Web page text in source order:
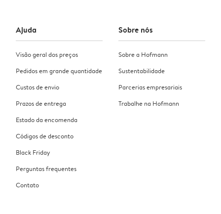
Ajuda
Visão geral dos preços
Pedidos em grande quantidade
Custos de envio
Prazos de entrega
Estado da encomenda
Códigos de desconto
Black Friday
Perguntas frequentes
Contato
Sobre nós
Sobre a Hofmann
Sustentabilidade
Parcerias empresariais
Trabalhe na Hofmann